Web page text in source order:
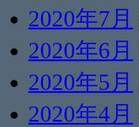
2020年7月
2020年6月
2020年5月
2020年4月